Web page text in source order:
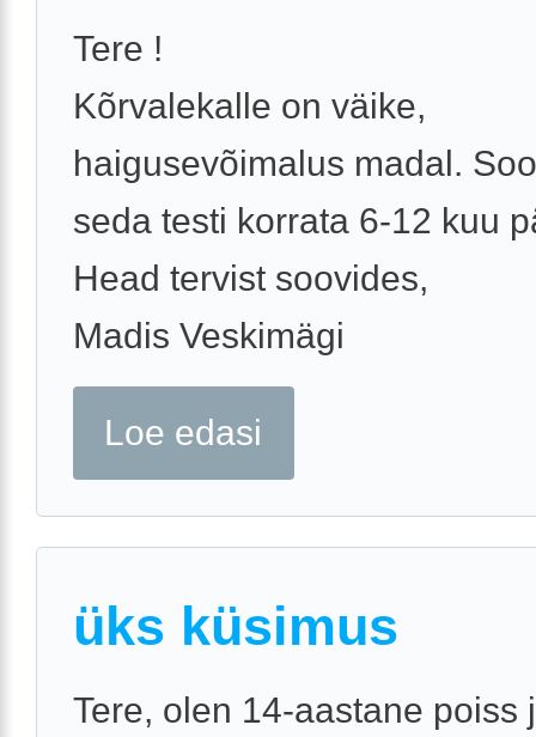
Tere !
Kõrvalekalle on väike,
haigusevõimalus madal.
seda testi korrata 6-12 kuu
Head tervist soovides,
Madis Veskimägi
Loe edasi
üks küsimus
Tere, olen 14-aastane poiss